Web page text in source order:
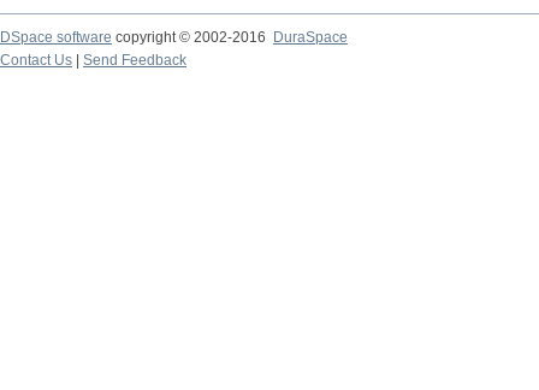
DSpace software copyright © 2002-2016
DuraSpace
Contact Us
Send Feedback